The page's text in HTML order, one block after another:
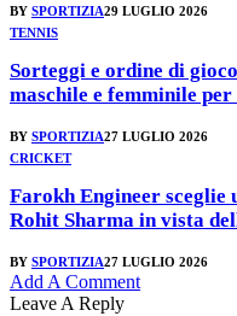
BY SPORTIZIA29 LUGLIO 2026
TENNIS
Sorteggi e ordine di
maschile e femminile
BY SPORTIZIA27 LUGLIO 2026
CRICKET
Farokh Engineer
Rohit Sharma in vista
BY SPORTIZIA27 LUGLIO 2026
Add A Comment
Leave A Reply